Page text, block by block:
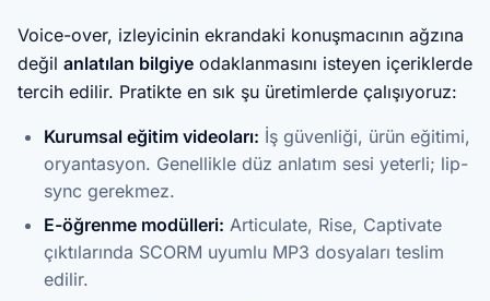
Voice-over, izleyicinin ekrandaki konuşmacının ağzına
değil anlatılan bilgiye odaklanmasını isteyen içeriklerde
tercih edilir. Pratikte en sık şu üretimlerde çalışıyoruz:
Kurumsal eğitim videoları: İş güvenliği, ürün eğitimi,
oryantasyon. Genellikle düz anlatım sesi yeterli; lip-
sync gerekmez.
E-öğrenme modülleri: Articulate, Rise, Captivate
çıktılarında SCORM uyumlu MP3 dosyaları teslim
edilir.